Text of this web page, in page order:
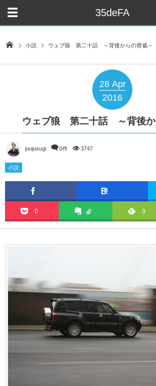
35deFA
小説 ウェブ狼 第二十話 ～背後からの脅威～
28 Apr
2016
ウェブ狼 第二十話 ～背後か
joujusugi 0件 3747
小説
0 0